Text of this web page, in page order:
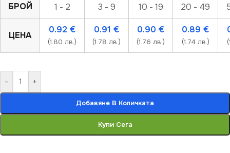
БРОЙ 1 - 2 3 - 9 10 - 19 20 - 49
ЦЕНА
0.92 €
(1.80 лв.)
0.91 €
(1.78 лв.)
0.90 €
(1.76 лв.)
0.89 €
(1.74 лв.)
- +
Добавяне В Количката
Купи Сега